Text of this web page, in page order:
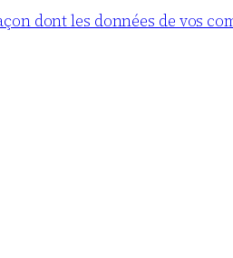
dont les données de vos